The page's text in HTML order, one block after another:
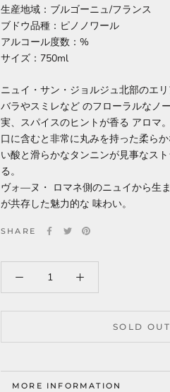
生産地域：ブルゴーニュ/フランス
ブドウ品種：ピノノワール
アルコール度数：%
サイズ：750ml
ニュイ・サン・ジョルジュ北部のエリ
バラやスミレなど のフローラルなノ
実、スパイスのヒントが香る アロマ。
口に含むと非常に丸みを持った柔ら
い酸と滑らかなタンニンが見事なス
る。
ヴォ―ヌ・ ロマネ側のニュイから生
が共存した魅力的な 味わい。
SHARE
SOLD OUT
MORE INFORMATION
VIEW IMAGES